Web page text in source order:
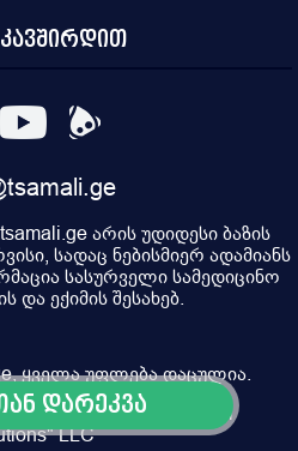
დარეკვა
არის უდიდესი ბაზის
სადაც ნებისმიერ ადამიანს
სასურველი სამედიცინო
და ექიმის შესახებ.
ყველა უფლება დაცულია.
Digital, Property of "Digital
LLC